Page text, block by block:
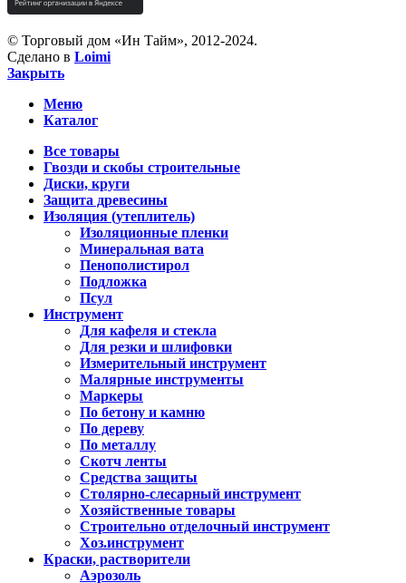
© Торговый дом «Ин Тайм», 2012-2024.
Сделано в Loimi
Закрыть
Меню
Каталог
Все товары
Гвозди и скобы строительные
Диски, круги
Защита древесины
Изоляция (утеплитель)
Изоляционные пленки
Минеральная вата
Пенополистирол
Подложка
Псул
Инструмент
Для кафеля и стекла
Для резки и шлифовки
Измерительный инструмент
Малярные инструменты
Маркеры
По бетону и камню
По дереву
По металлу
Скотч ленты
Средства защиты
Столярно-слесарный инструмент
Хозяйственные товары
Строительно отделочный инструмент
Хоз.инструмент
Краски, растворители
Аэрозоль